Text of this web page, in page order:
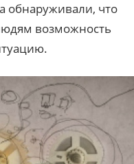
обнаруживали, что
возможность